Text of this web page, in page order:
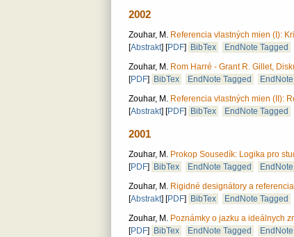
2002
Zouhar, M. Referencia vlastných mien (I):
[Abstrakt] [PDF] BibTex EndNote Tagged
Zouhar, M. Rom Harré - Grant R. Gillet,
[PDF] BibTex EndNote Tagged
Zouhar, M. Referencia vlastných mien (II):
[Abstrakt] [PDF] BibTex EndNote Tagged
2001
Zouhar, M. Prokop Sousedík: Logika pro
[PDF] BibTex EndNote Tagged
Zouhar, M. Rigidné designátory a
[Abstrakt] [PDF] BibTex EndNote Tagged
Zouhar, M. Poznámky o jazku a ideálnych
[PDF] BibTex EndNote Tagged